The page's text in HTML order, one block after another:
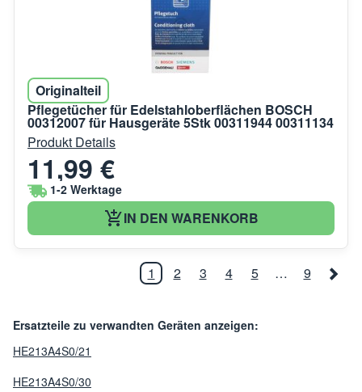
Originalteil
Pflegetücher für Edelstahloberflächen BOSCH
00312007 für Hausgeräte 5Stk 00311944 00311134
Produkt Details
11,99 €
1-2 Werktage
IN DEN WARENKORB
1 2 3 4 5 … 9
Ersatzteile zu verwandten Geräten anzeigen:
HE213A4S0/21
HE213A4S0/30